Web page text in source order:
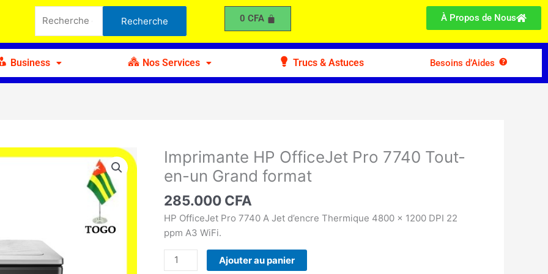
pour :
Recherche 0 CFA À Propos de Nous
Business Nos Services Trucs & Astuces Besoins d’Aides
Imprimante HP OfficeJet Pro 7740 Tout-
en-un Grand format
285.000 CFA
HP OfficeJet Pro 7740 A Jet d’encre Thermique 4800 x 1200 DPI 22
ppm A3 WiFi.
quantité
Imprimante
HP
OfficeJet
7740
Tout-
en-
Ajouter au panier
7740
Tout-
un